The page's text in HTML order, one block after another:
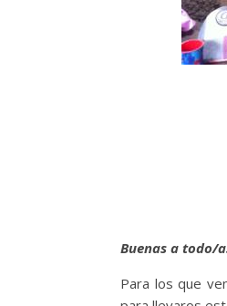
Buenas a todo/
Para los que